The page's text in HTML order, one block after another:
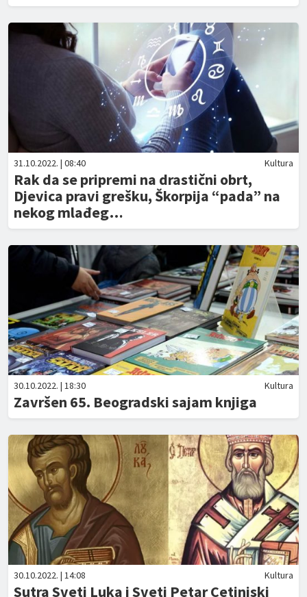
31.10.2022. | 08:40 Kultura
Rak da se pripremi na drastični obrt,
Djevica pravi grešku, Škorpija “pada” na
nekog mlađeg…
30.10.2022. | 18:30 Kultura
Završen 65. Beogradski sajam knjiga
30.10.2022. | 14:08 Kultura
Sutra Sveti Luka i Sveti Petar Cetinjski